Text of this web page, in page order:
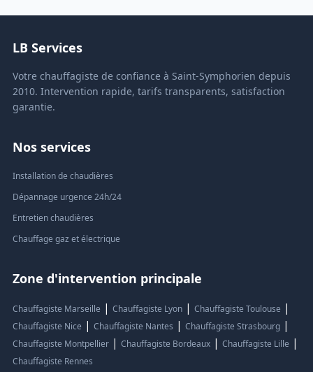
LB Services
Votre chauffagiste de confiance à Saint-Symphorien depuis
2010. Intervention rapide, tarifs transparents, satisfaction
garantie.
Nos services
Installation de chaudières
Dépannage urgence 24h/24
Entretien chaudières
Chauffage gaz et électrique
Zone d'intervention principale
Chauffagiste Marseille | Chauffagiste Lyon| Chauffagiste Toulouse |
Chauffagiste Nice | Chauffagiste Nantes | Chauffagiste Strasbourg|
Chauffagiste Montpellier| Chauffagiste Bordeaux| Chauffagiste Lille |
Chauffagiste Rennes